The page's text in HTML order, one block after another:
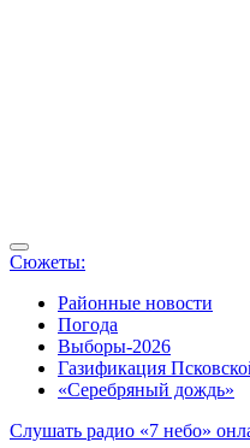
Сюжеты:
Районные новости
Погода
Выборы-2026
Газификация
«Серебряный дождь»
Слушать радио «7 небо»